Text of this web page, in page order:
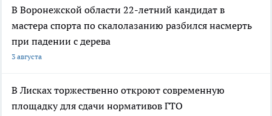
В Воронежской области 22-летний кандидат в
мастера спорта по скалолазанию разбился насмерть
при падении с дерева
3 августа
В Лисках торжественно откроют современную
площадку для сдачи нормативов ГТО